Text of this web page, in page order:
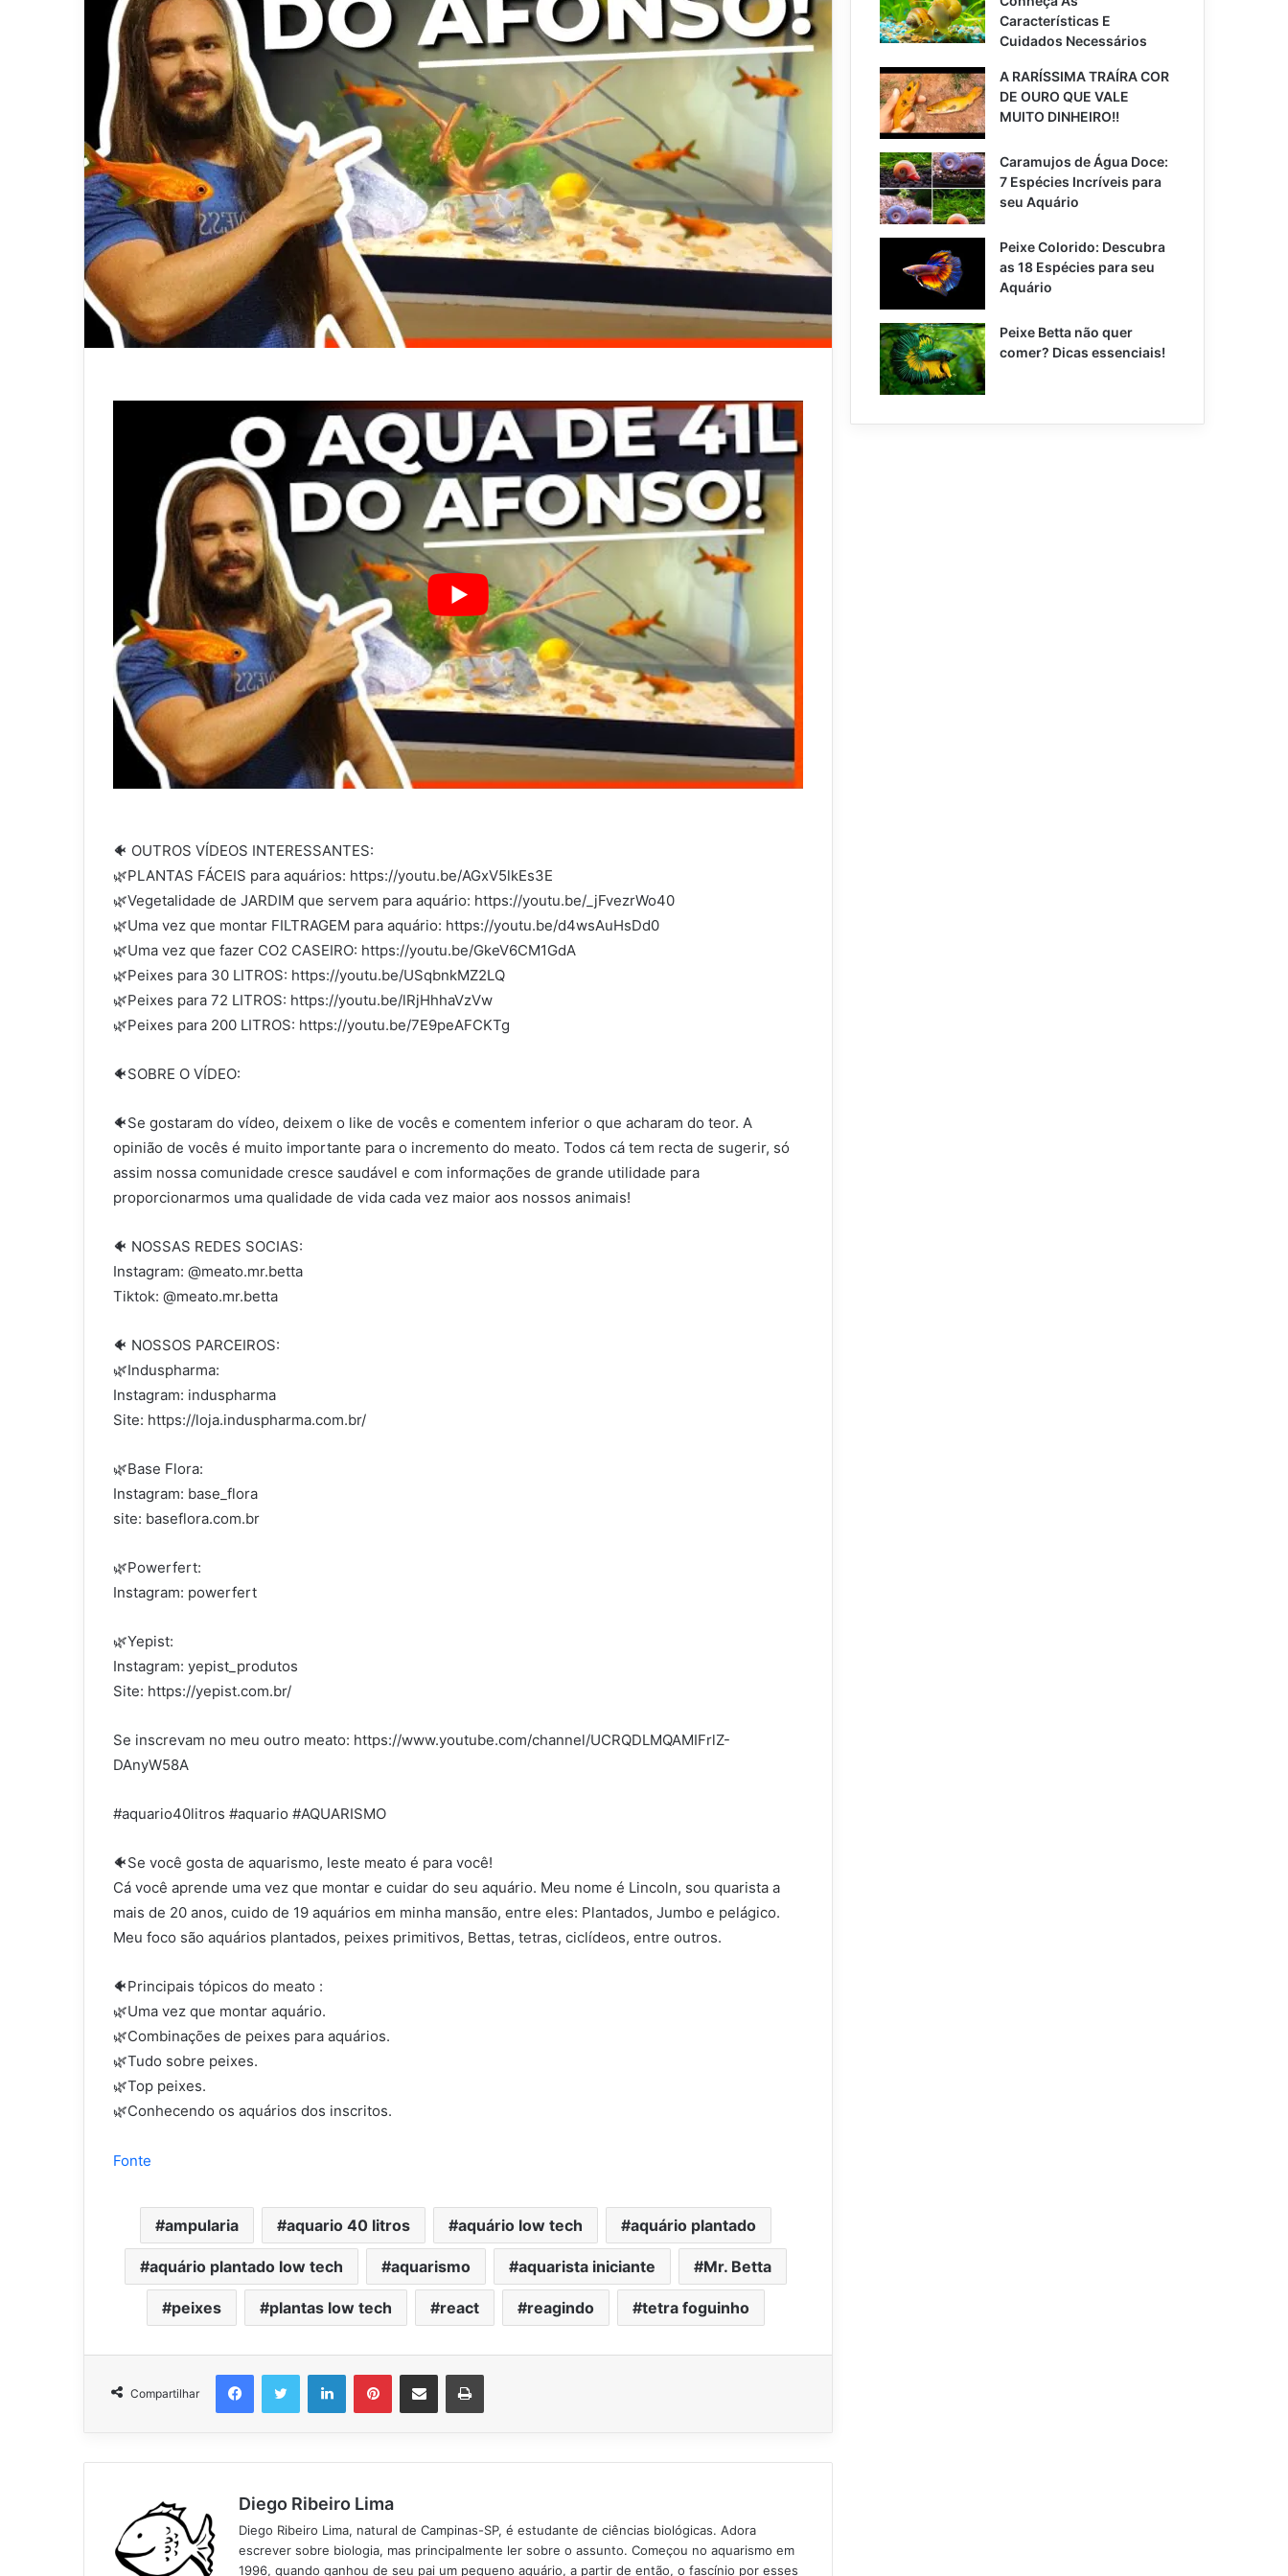
🐠 OUTROS VÍDEOS INTERESSANTES:
🌿PLANTAS FÁCEIS para aquários: https://youtu.be/AGxV5lkEs3E
🌿Vegetalidade de JARDIM que servem para aquário: https://youtu.be/_jFvezrWo40
🌿Uma vez que montar FILTRAGEM para aquário: https://youtu.be/d4wsAuHsDd0
🌿Uma vez que fazer CO2 CASEIRO: https://youtu.be/GkeV6CM1GdA
🌿Peixes para 30 LITROS: https://youtu.be/USqbnkMZ2LQ
🌿Peixes para 72 LITROS: https://youtu.be/lRjHhhaVzVw
🌿Peixes para 200 LITROS: https://youtu.be/7E9peAFCKTg
🐠SOBRE O VÍDEO:
🐠Se gostaram do vídeo, deixem o like de vocês e comentem inferior o que acharam do teor. A
opinião de vocês é muito importante para o incremento do meato. Todos cá tem recta de sugerir, só
assim nossa comunidade cresce saudável e com informações de grande utilidade para
proporcionarmos uma qualidade de vida cada vez maior aos nossos animais!
🐠 NOSSAS REDES SOCIAS:
Instagram: @meato.mr.betta
Tiktok: @meato.mr.betta
🐠 NOSSOS PARCEIROS:
🌿Induspharma:
Instagram: induspharma
Site: https://loja.induspharma.com.br/
🌿Base Flora:
Instagram: base_flora
site: baseflora.com.br
🌿Powerfert:
Instagram: powerfert
🌿Yepist:
Instagram: yepist_produtos
Site: https://yepist.com.br/
Se inscrevam no meu outro meato: https://www.youtube.com/channel/UCRQDLMQAMIFrlZ-
DAnyW58A
#aquario40litros #aquario #AQUARISMO
🐠Se você gosta de aquarismo, leste meato é para você!
Cá você aprende uma vez que montar e cuidar do seu aquário. Meu nome é Lincoln, sou quarista a
mais de 20 anos, cuido de 19 aquários em minha mansão, entre eles: Plantados, Jumbo e pelágico.
Meu foco são aquários plantados, peixes primitivos, Bettas, tetras, ciclídeos, entre outros.
🐠Principais tópicos do meato :
🌿Uma vez que montar aquário.
🌿Combinações de peixes para aquários.
🌿Tudo sobre peixes.
🌿Top peixes.
🌿Conhecendo os aquários dos inscritos.
Fonte
ampularia aquario 40 litros aquário low tech aquário plantado
aquário plantado low tech aquarismo aquarista iniciante Mr. Betta
peixes plantas low tech react reagindo tetra foguinho
Compartilhar
FacebookTwitter LinkedinPinterestCompartilhar via e-mail Imprimir
Diego Ribeiro Lima
Diego Ribeiro Lima, natural de Campinas-SP, é estudante de ciências biológicas. Adora
escrever sobre biologia, mas principalmente ler sobre o assunto. Começou no aquarismo em
1996, quando ganhou de seu pai um pequeno aquário, a partir de então, o fascínio por esses
Características E
Cuidados Necessários
A RARÍSSIMA TRAÍRA COR
DE OURO QUE VALE
MUITO DINHEIRO!!
Caramujos de Água Doce:
7 Espécies Incríveis para
seu Aquário
Peixe Colorido: Descubra
as 18 Espécies para seu
Aquário
Peixe Betta não quer
comer? Dicas essenciais!